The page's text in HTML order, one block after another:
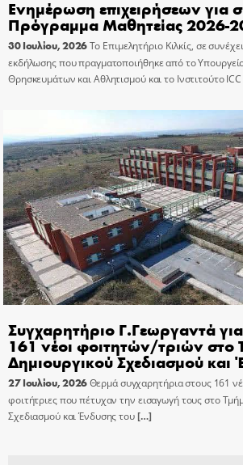
Ενημέρωση επιχειρήσεων για
Πρόγραμμα Μαθητείας 2026-
30 Ιουλίου, 2026Το Επιμελητήριο Κιλκίς, σε
εκδήλωσης που πραγματοποιήθηκε από το
Θρησκευμάτων και Αθλητισμού και το Ινστιτούτο ICC
Συγχαρητήριο Γ.Γεωργαντά
161 νέοι φοιτητών/τριών στο
Δημιουργικού Σχεδιασμού και
27 Ιουλίου, 2026Θερμά συγχαρητήρια στους 161
φοιτήτριες που πέτυχαν την εισαγωγή τους στο
Σχεδιασμού και Ένδυσης του[…]